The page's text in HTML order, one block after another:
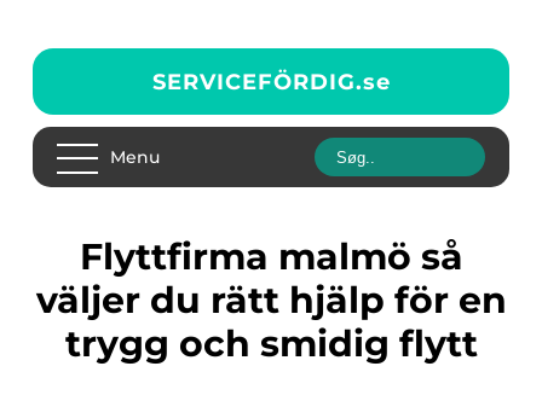
SERVICEFÖRDIG.se
Menu
Flyttfirma malmö så
väljer du rätt hjälp för en
trygg och smidig flytt